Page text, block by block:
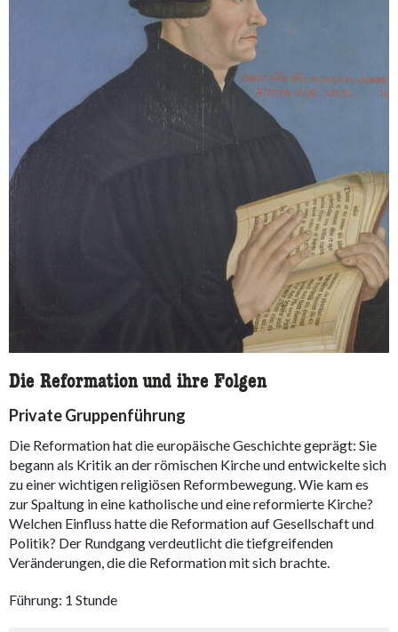
Die Reformation und ihre Folgen
Private Gruppenführung
Die Reformation hat die europäische Geschichte geprägt: Sie
begann als Kritik an der römischen Kirche und entwickelte sich
zu einer wichtigen religiösen Reformbewegung. Wie kam es
zur Spaltung in eine katholische und eine reformierte Kirche?
Welchen Einfluss hatte die Reformation auf Gesellschaft und
Politik? Der Rundgang verdeutlicht die tiefgreifenden
Veränderungen, die die Reformation mit sich brachte.
Führung: 1 Stunde